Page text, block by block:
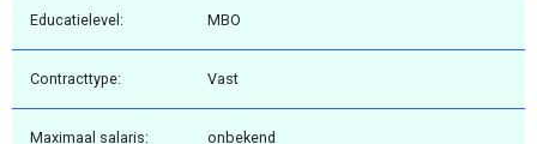
Educatielevel: MBO
Contracttype: Vast
Maximaal salaris: onbekend